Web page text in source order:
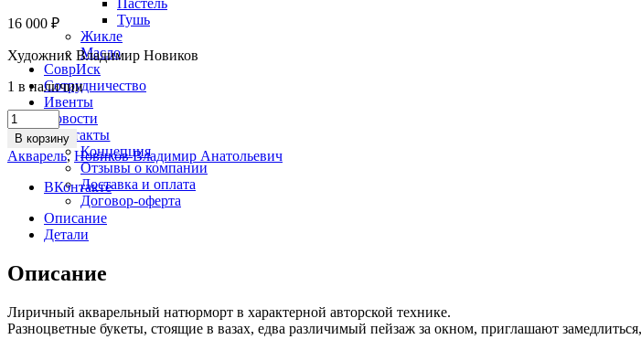
Пастель
Тушь
Жикле
Масло
СоврИск
Сотрудничество
Ивенты
Новости
Контакты
Концепция
Отзывы о компании
Доставка и оплата
Договор-оферта
16 000 ₽
Художник Владимир Новиков
1 в наличии
Картина
«Три
букета»
quantity
В корзину
Акварель,Новиков Владимир Анатольевич
ВКонтакте
Описание
Детали
Описание
Лиричный акварельный натюрморт в характерной авторской технике.
Разноцветные букеты, стоящие в вазах, едва различимый пейзаж за окном, приглашают